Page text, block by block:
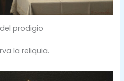
prodigio
la reliquia.